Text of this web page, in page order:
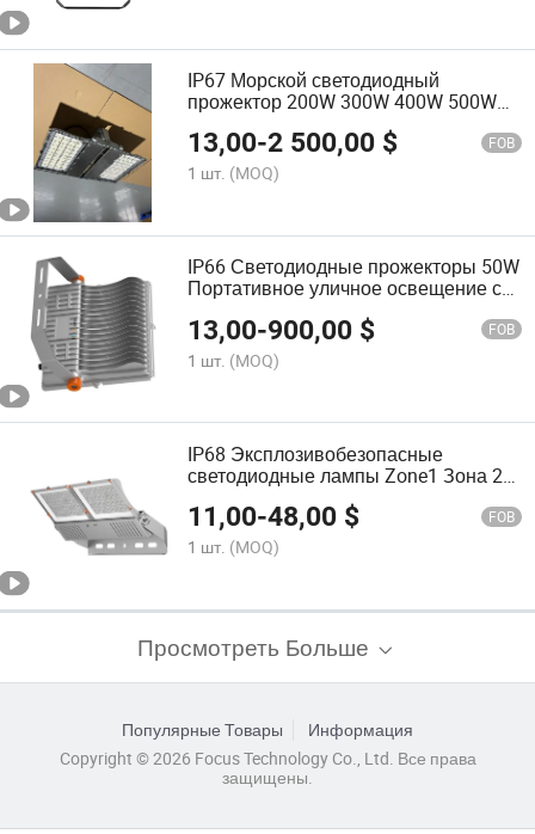
IP67 Морской светодиодный
прожектор 200W 300W 400W 500W
600W 800W 1000W Прожектор для
рыболовного судна
13,00-2 500,00 $ FOB
1 шт. (MOQ)
IP66 Светодиодные прожекторы 50W
Портативное уличное освещение с
прожектор
13,00-900,00 $ FOB
1 шт. (MOQ)
IP68 Эксплозивобезопасные
светодиодные лампы Zone1 Зона 2
Светодиодный прожектор
11,00-48,00 $ FOB
1 шт. (MOQ)
Просмотреть Больше
Популярные Товары
Информация
Copyright © 2026 Focus Technology Co., Ltd. Все права
защищены.